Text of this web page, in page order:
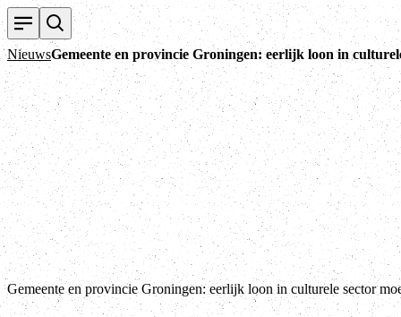
NieuwsGemeente en provincie Groningen: eerlijk loon in
Gemeente en provincie Groningen: eerlijk loon in culturele sector